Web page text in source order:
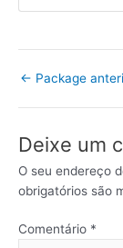
← Package
Deixe um
O seu endereço
obrigatórios são
Comentário *